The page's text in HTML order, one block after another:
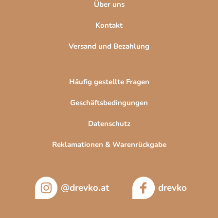
L
s
e
Über uns
Kontakt
Versand und Bezahlung
Häufig gestellte Fragen
Geschäftsbedingungen
Datenschutz
Reklamationen & Warenrückgabe
@drevko.at drevko